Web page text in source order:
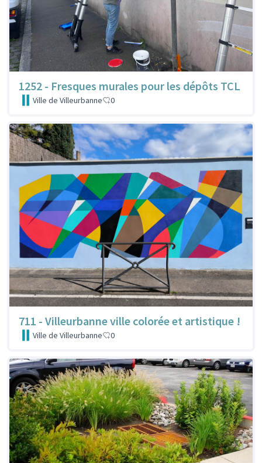
1252 - Fresques murales pour les dépôts TCL
Ville de Villeurbanne 0
711 - Villeurbanne ville colorée et artistique !
Ville de Villeurbanne 0